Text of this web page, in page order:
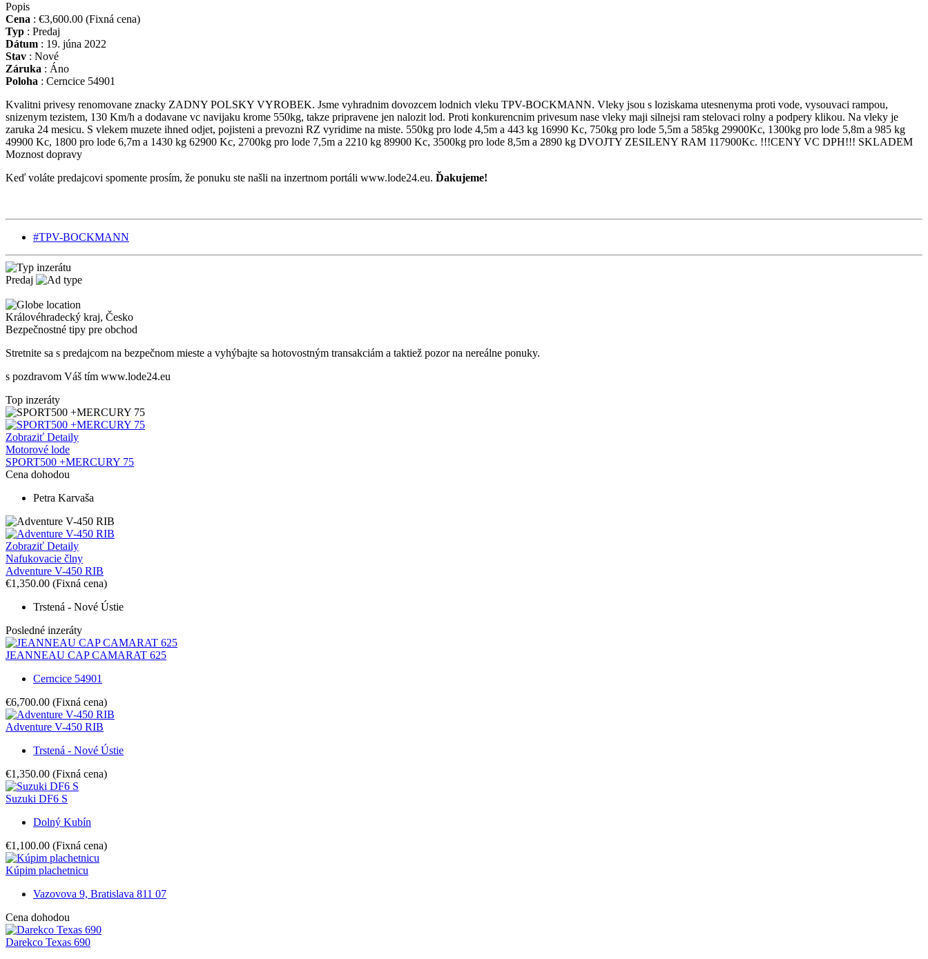
Popis
Cena : €3,600.00 (Fixná cena)
Typ : Predaj
Dátum : 19. júna 2022
Stav : Nové
Záruka : Áno
Poloha : Cerncice 54901
Kvalitni privesy renomovane znacky ZADNY POLSKY VYROBEK. Jsme vyhradnim dovozcem lodnich vleku TPV-BOCKMANN. Vleky jsou s loziskama utesnenyma proti vode, vysouvaci rampou,
snizenym tezistem, 130 Km/h a dodavane vc navijaku krome 550kg, takze pripravene jen nalozit lod. Proti konkurencnim privesum nase vleky maji silnejsi ram stelovaci rolny a podpery klikou. Na vleky je
zaruka 24 mesicu. S vlekem muzete ihned odjet, pojisteni a prevozni RZ vyridime na miste. 550kg pro lode 4,5m a 443 kg 16990 Kc, 750kg pro lode 5,5m a 585kg 29900Kc, 1300kg pro lode 5,8m a 985 kg
49900 Kc, 1800 pro lode 6,7m a 1430 kg 62900 Kc, 2700kg pro lode 7,5m a 2210 kg 89900 Kc, 3500kg pro lode 8,5m a 2890 kg DVOJTY ZESILENY RAM 117900Kc. !!!CENY VC DPH!!! SKLADEM
Moznost dopravy
Keď voláte predajcovi spomente prosím, že ponuku ste našli na inzertnom portáli www.lode24.eu. Ďakujeme!
#TPV-BOCKMANN
Predaj
Královéhradecký kraj, Česko
Bezpečnostné tipy pre obchod
Stretnite sa s predajcom na bezpečnom mieste a vyhýbajte sa hotovostným transakciám a taktiež pozor na nereálne ponuky.
s pozdravom Váš tím www.lode24.eu
Top inzeráty
Zobraziť Detaily
Motorové lode
SPORT500 +MERCURY 75
Cena dohodou
Petra Karvaša
Zobraziť Detaily
Nafukovacie člny
Adventure V-450 RIB
€1,350.00 (Fixná cena)
Trstená - Nové Ústie
Posledné inzeráty
JEANNEAU CAP CAMARAT 625
Cerncice 54901
€6,700.00 (Fixná cena)
Adventure V-450 RIB
Trstená - Nové Ústie
€1,350.00 (Fixná cena)
Suzuki DF6 S
Dolný Kubín
€1,100.00 (Fixná cena)
Kúpim plachetnicu
Vazovova 9, Bratislava 811 07
Cena dohodou
Darekco Texas 690